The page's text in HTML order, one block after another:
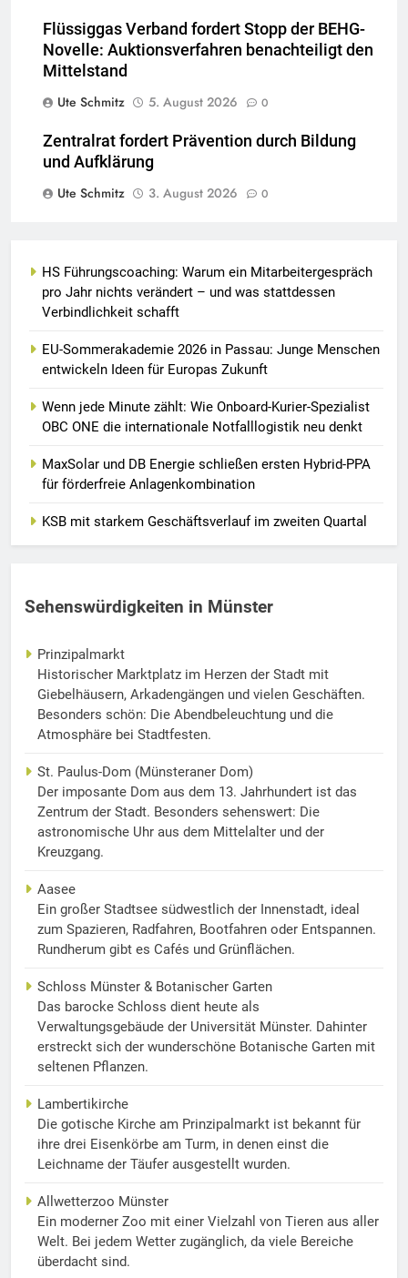
Flüssiggas Verband fordert Stopp der BEHG-
Novelle: Auktionsverfahren benachteiligt den
Mittelstand
Ute Schmitz
5. August 2026 0
Zentralrat fordert Prävention durch Bildung
und Aufklärung
Ute Schmitz
3. August 2026 0
HS Führungscoaching: Warum ein Mitarbeitergespräch
pro Jahr nichts verändert – und was stattdessen
Verbindlichkeit schafft
EU-Sommerakademie 2026 in Passau: Junge Menschen
entwickeln Ideen für Europas Zukunft
Wenn jede Minute zählt: Wie Onboard-Kurier-Spezialist
OBC ONE die internationale Notfalllogistik neu denkt
MaxSolar und DB Energie schließen ersten Hybrid-PPA
für förderfreie Anlagenkombination
KSB mit starkem Geschäftsverlauf im zweiten Quartal
Sehenswürdigkeiten in Münster
Prinzipalmarkt
Historischer Marktplatz im Herzen der Stadt mit
Giebelhäusern, Arkadengängen und vielen Geschäften.
Besonders schön: Die Abendbeleuchtung und die
Atmosphäre bei Stadtfesten.
St. Paulus-Dom (Münsteraner Dom)
Der imposante Dom aus dem 13. Jahrhundert ist das
Zentrum der Stadt. Besonders sehenswert: Die
astronomische Uhr aus dem Mittelalter und der
Kreuzgang.
Aasee
Ein großer Stadtsee südwestlich der Innenstadt, ideal
zum Spazieren, Radfahren, Bootfahren oder Entspannen.
Rundherum gibt es Cafés und Grünflächen.
Schloss Münster & Botanischer Garten
Das barocke Schloss dient heute als
Verwaltungsgebäude der Universität Münster. Dahinter
erstreckt sich der wunderschöne Botanische Garten mit
seltenen Pflanzen.
Lambertikirche
Die gotische Kirche am Prinzipalmarkt ist bekannt für
ihre drei Eisenkörbe am Turm, in denen einst die
Leichname der Täufer ausgestellt wurden.
Allwetterzoo Münster
Ein moderner Zoo mit einer Vielzahl von Tieren aus aller
Welt. Bei jedem Wetter zugänglich, da viele Bereiche
überdacht sind.